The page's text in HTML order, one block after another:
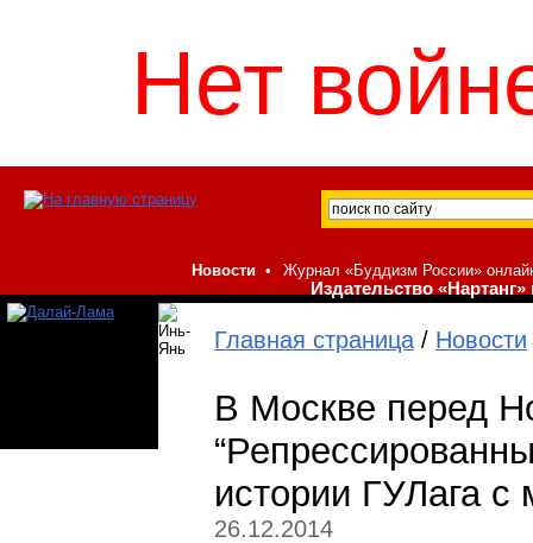
Новости • Журнал «Буддизм России»
Издательство «Нартанг»
Нет
Главная страница / Новости
В Москве перед
истории ГУЛага с
26.12.2014